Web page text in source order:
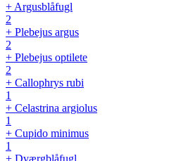
+ Argusblåfugl
2
+ Plebejus argus
2
+ Plebejus optilete
2
+ Callophrys rubi
1
+ Celastrina argiolus
1
+ Cupido minimus
1